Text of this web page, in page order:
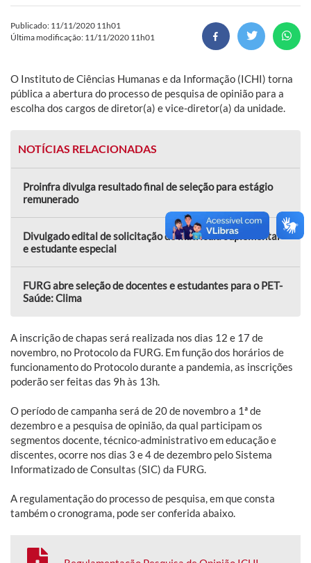
Publicado: 11/11/2020 11h01
Última modificação: 11/11/2020 11h01
O Instituto de Ciências Humanas e da Informação (ICHI) torna
pública a abertura do processo de pesquisa de opinião para a
escolha dos cargos de diretor(a) e vice-diretor(a) da unidade.
NOTÍCIAS RELACIONADAS
Proinfra divulga resultado final de seleção para estágio
remunerado
Divulgado edital de solicitação de matrícula suplementar
e estudante especial
FURG abre seleção de docentes e estudantes para o PET-
Saúde: Clima
A inscrição de chapas será realizada nos dias 12 e 17 de
novembro, no Protocolo da FURG. Em função dos horários de
funcionamento do Protocolo durante a pandemia, as inscrições
poderão ser feitas das 9h às 13h.
O período de campanha será de 20 de novembro a 1ª de
dezembro e a pesquisa de opinião, da qual participam os
segmentos docente, técnico-administrativo em educação e
discentes, ocorre nos dias 3 e 4 de dezembro pelo Sistema
Informatizado de Consultas (SIC) da FURG.
A regulamentação do processo de pesquisa, em que consta
também o cronograma, pode ser conferida abaixo.